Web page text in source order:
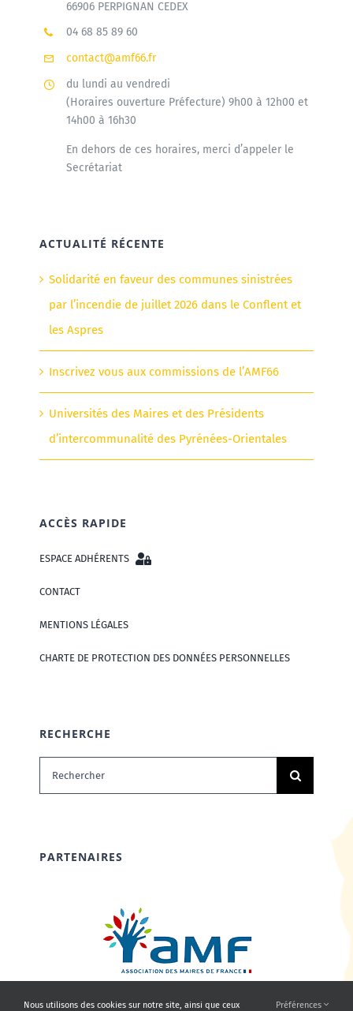
66906 PERPIGNAN CEDEX
04 68 85 89 60
contact@amf66.fr
du lundi au vendredi
(Horaires ouverture Préfecture) 9h00 à 12h00 et
14h00 à 16h30
En dehors de ces horaires, merci d’appeler le
Secrétariat
ACTUALITÉ RÉCENTE
Solidarité en faveur des communes sinistrées
par l’incendie de juillet 2026 dans le Conflent et
les Aspres
Inscrivez vous aux commissions de l’AMF66
Universités des Maires et des Présidents
d’intercommunalité des Pyrénées-Orientales
ACCÈS RAPIDE
ESPACE ADHÉRENTS
CONTACT
MENTIONS LÉGALES
CHARTE DE PROTECTION DES DONNÉES PERSONNELLES
RECHERCHE
Rechercher:
PARTENAIRES
Nous utilisons des cookies sur notre site, ainsi que ceux Préférences